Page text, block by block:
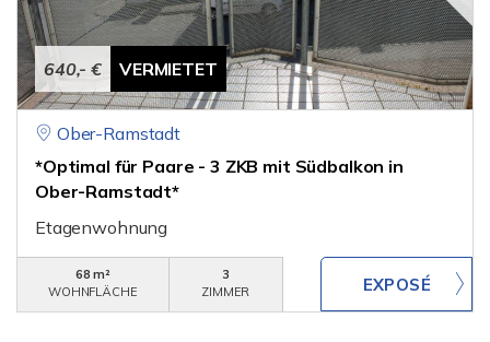
640,- € VERMIETET
Ober-Ramstadt
*Optimal für Paare - 3 ZKB mit Südbalkon in
Ober-Ramstadt*
Etagenwohnung
68 m²
WOHNFLÄCHE
3
ZIMMER